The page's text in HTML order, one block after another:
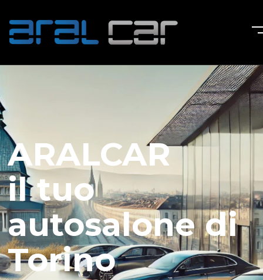
ARALCAR
il tuo
autosalone di
Torino